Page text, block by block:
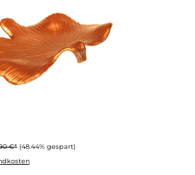
€* (48.44% gespart)